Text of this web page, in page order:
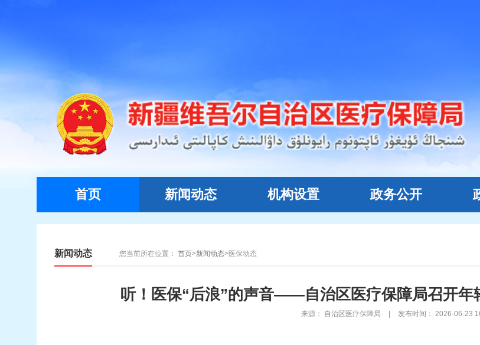
首页 新闻动态 机构设置 政务公开
新闻动态 您当前所在位置： 首页>新闻动态>医保动态
听！医保“后浪”的声音——自治区医疗保障局召开年
来源： 自治区医疗保障局 发布时间： 2026-06-23